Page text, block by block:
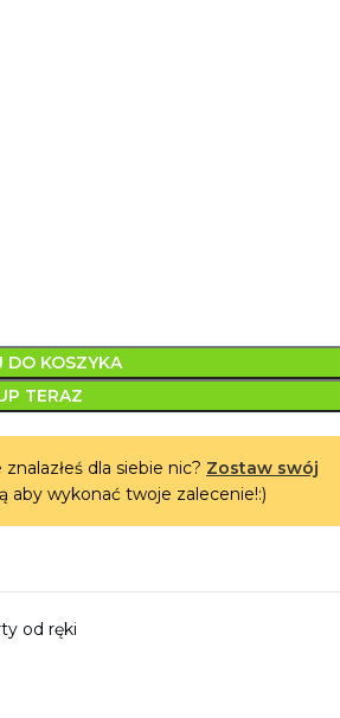
DO KOSZYKA
TERAZ
znalazłeś dla siebie nic? Zostaw swój
wykonać twoje zalecenie!:)
od ręki